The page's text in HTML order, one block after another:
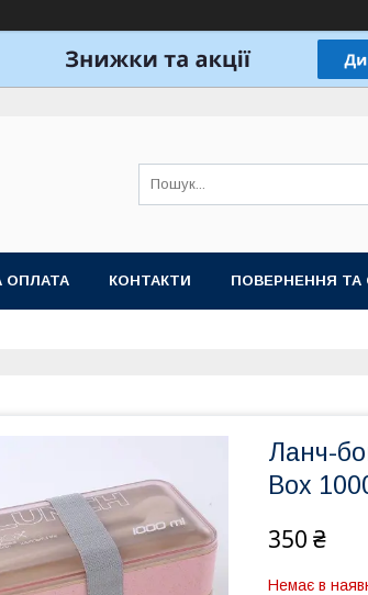
ОПЛАТА КОНТАКТИ ПОВЕРНЕННЯ ТА
Ланч-
Box
350 ₴
Немає в